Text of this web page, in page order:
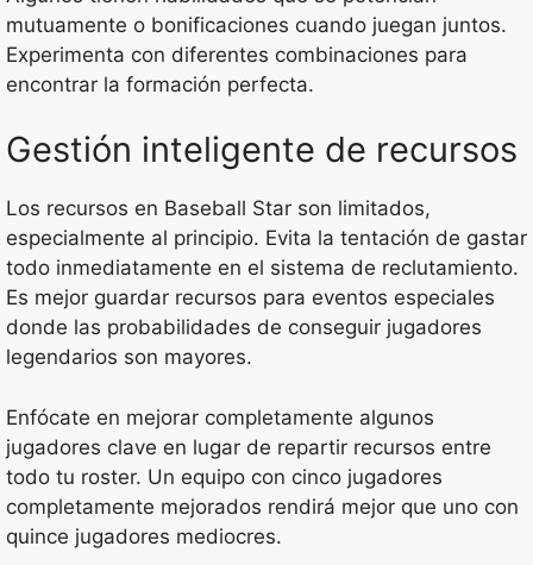
mutuamente o bonificaciones cuando juegan juntos.
Experimenta con diferentes combinaciones para
encontrar la formación perfecta.
Gestión inteligente de recursos
Los recursos en Baseball Star son limitados,
especialmente al principio. Evita la tentación de gastar
todo inmediatamente en el sistema de reclutamiento.
Es mejor guardar recursos para eventos especiales
donde las probabilidades de conseguir jugadores
legendarios son mayores.
Enfócate en mejorar completamente algunos
jugadores clave en lugar de repartir recursos entre
todo tu roster. Un equipo con cinco jugadores
completamente mejorados rendirá mejor que uno con
quince jugadores mediocres.